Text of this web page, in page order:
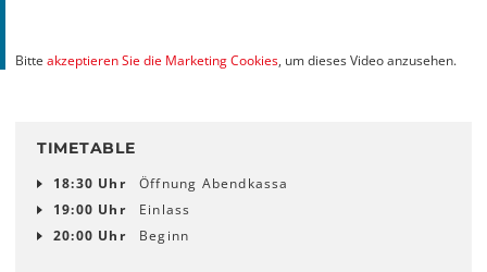
Bitte akzeptieren Sie die Marketing Cookies, um dieses Video anzusehen.
TIMETABLE
18:30 Uhr
Öffnung Abendkassa
19:00 Uhr
Einlass
20:00 Uhr
Beginn